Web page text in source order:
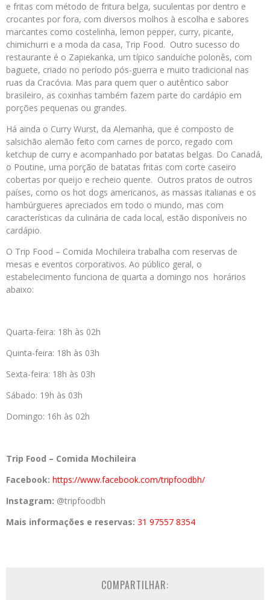
e fritas com método de fritura belga, suculentas por dentro e
crocantes por fora, com diversos molhos à escolha e sabores
marcantes como costelinha, lemon pepper, curry, picante,
chimichurri e a moda da casa, Trip Food. Outro sucesso do
restaurante é o Zapiekanka, um típico sanduíche polonês, com
baguete, criado no período pós-guerra e muito tradicional nas
ruas da Cracóvia. Mas para quem quer o autêntico sabor
brasileiro, as coxinhas também fazem parte do cardápio em
porções pequenas ou grandes.
Há ainda o Curry Wurst, da Alemanha, que é composto de
salsichão alemão feito com carnes de porco, regado com
ketchup de curry e acompanhado por batatas belgas. Do Canadá,
o Poutine, uma porção de batatas fritas com corte caseiro
cobertas por queijo e recheio quente. Outros pratos de outros
países, como os hot dogs americanos, as massas italianas e os
hambúrgueres apreciados em todo o mundo, mas com
características da culinária de cada local, estão disponíveis no
cardápio.
O Trip Food – Comida Mochileira trabalha com reservas de
mesas e eventos corporativos. Ao público geral, o
estabelecimento funciona de quarta a domingo nos horários
abaixo:
Quarta-feira: 18h às 02h
Quinta-feira: 18h às 03h
Sexta-feira: 18h às 03h
Sábado: 19h às 03h
Domingo: 16h às 02h
Trip Food – Comida Mochileira
Facebook: https://www.facebook.com/tripfoodbh/
Instagram: @tripfoodbh
Mais informações e reservas: 31 97557 8354
COMPARTILHAR: